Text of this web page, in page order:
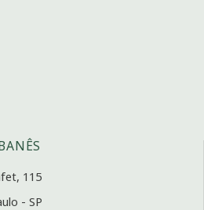
115
- SP